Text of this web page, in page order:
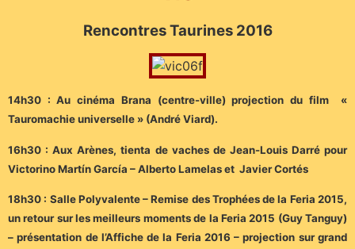
Rencontres Taurines 2016
14h30 : Au cinéma Brana (centre-ville) projection du film «
Tauromachie universelle » (André Viard).
16h30 : Aux Arènes, tienta de vaches de Jean-Louis Darré pour
Victorino Martín García – Alberto Lamelas et Javier Cortés
18h30 : Salle Polyvalente – Remise des Trophées de la Feria 2015,
un retour sur les meilleurs moments de la Feria 2015 (Guy Tanguy)
– présentation de l’Affiche de la Feria 2016 – projection sur grand